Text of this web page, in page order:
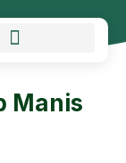
Manis